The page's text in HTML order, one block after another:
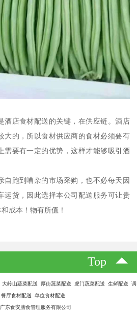
酒店食材配送的关键，在供应链。酒店
大的，所以食材供应商的食材必须要有
需要有一定的优势，这样才能够吸引酒
自跑到嘈杂的市场采购，也不必每天因
运货，因此选择本公司配送服务可让贵
成本！物有所值！
Top
岭山蔬菜配送 厚街蔬菜配送 虎门蔬菜配送 生鲜配送 调
厅食材配送 单位食材配送
东食安膳食管理服务有限公司